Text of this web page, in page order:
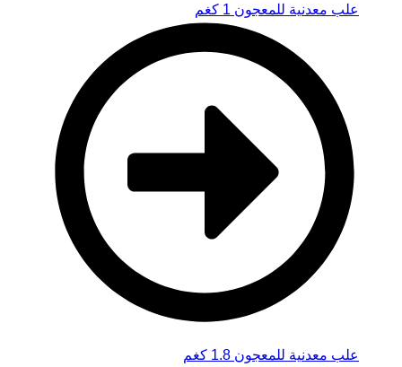
علب معدنية للمعجون 1 كغم
علب معدنية للمعجون 1.8 كغم